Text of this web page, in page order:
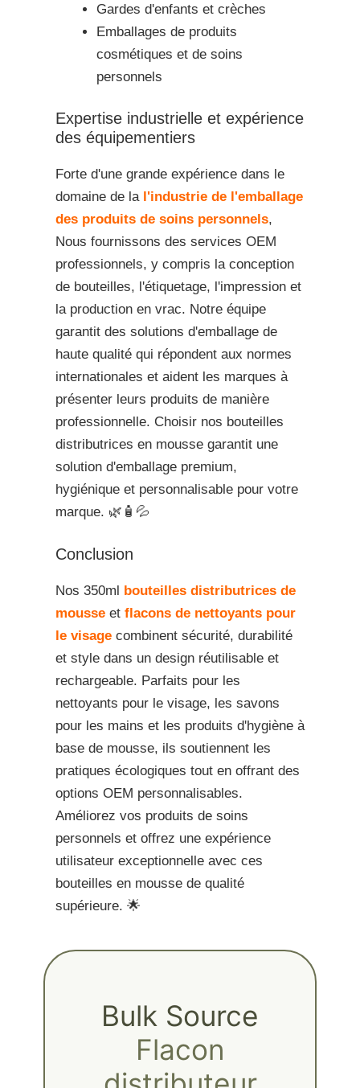
Gardes d'enfants et crèches
Emballages de produits
cosmétiques et de soins
personnels
Expertise industrielle et expérience
des équipementiers
Forte d'une grande expérience dans le
domaine de la l'industrie de l'emballage
des produits de soins personnels,
Nous fournissons des services OEM
professionnels, y compris la conception
de bouteilles, l'étiquetage, l'impression et
la production en vrac. Notre équipe
garantit des solutions d'emballage de
haute qualité qui répondent aux normes
internationales et aident les marques à
présenter leurs produits de manière
professionnelle. Choisir nos bouteilles
distributrices en mousse garantit une
solution d'emballage premium,
hygiénique et personnalisable pour votre
marque. 🌿🧴💦
Conclusion
Nos 350ml bouteilles distributrices de
mousse et flacons de nettoyants pour
le visage combinent sécurité, durabilité
et style dans un design réutilisable et
rechargeable. Parfaits pour les
nettoyants pour le visage, les savons
pour les mains et les produits d'hygiène à
base de mousse, ils soutiennent les
pratiques écologiques tout en offrant des
options OEM personnalisables.
Améliorez vos produits de soins
personnels et offrez une expérience
utilisateur exceptionnelle avec ces
bouteilles en mousse de qualité
supérieure. 🌟
Bulk Source
Flacon